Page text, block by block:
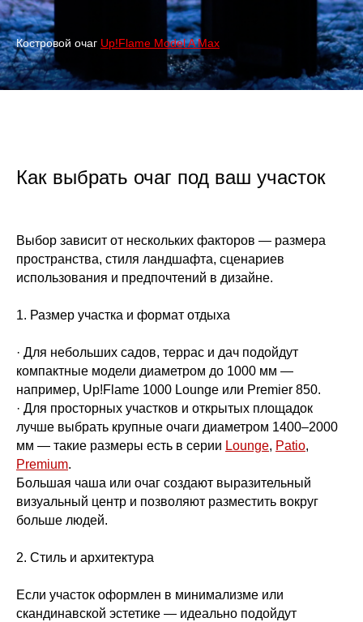
Костровой очаг Up!Flame Model A Max
Как выбрать очаг под ваш участок
Выбор зависит от нескольких факторов — размера
пространства, стиля ландшафта, сценариев
использования и предпочтений в дизайне.
1. Размер участка и формат отдыха
· Для небольших садов, террас и дач подойдут
компактные модели диаметром до 1000 мм —
например, Up!Flame 1000 Lounge или Premier 850.
· Для просторных участков и открытых площадок
лучше выбрать крупные очаги диаметром 1400–2000
мм — такие размеры есть в серии Lounge, Patio,
Premium.
Большая чаша или очаг создают выразительный
визуальный центр и позволяют разместить вокруг
больше людей.
2. Стиль и архитектура
Если участок оформлен в минимализме или
скандинавской эстетике — идеально подойдут